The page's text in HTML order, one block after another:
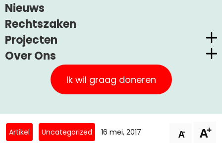
Nieuws
Rechtszaken
Projecten
Nederlandse Privacy Awards
Claimstichting CUIC
PrivacyWijzer
Privacy Coalitie
PSD2-me-niet
Over Ons
Privacy First
Onze Successen
Kom in actie
Nieuwsbrieven
Ik wil graag doneren
HOF AMSTERDAM STUURT AAN OP BODEMPROCEDURE
TEGEN KENTEKENPARKEREN
Hof Amsterdam stuurt aan
op bodemprocedure tegen
kentekenparkeren
Artikel Uncategorized 16 mei, 2017 A- A+